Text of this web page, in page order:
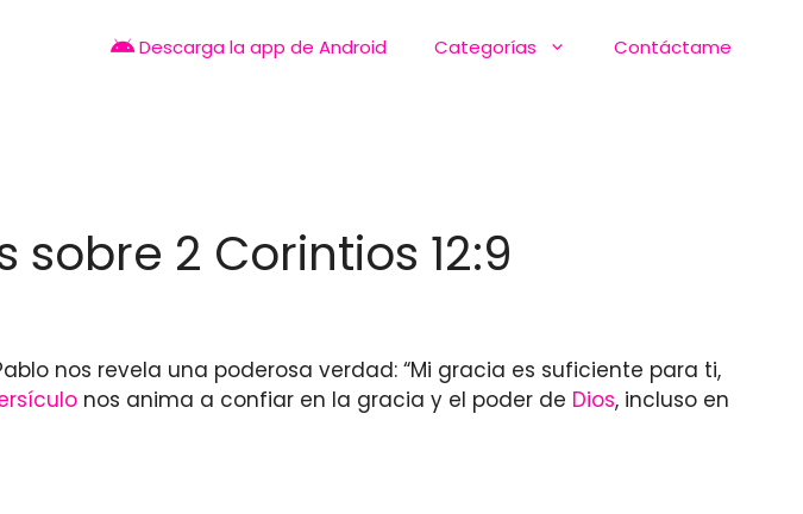
Descarga la app de Android Categorías Contáctame
sobre 2 Corintios 12:9
nos revela una poderosa verdad: “Mi gracia es suficiente para ti,
nos anima a confiar en la gracia y el poder de Dios, incluso en